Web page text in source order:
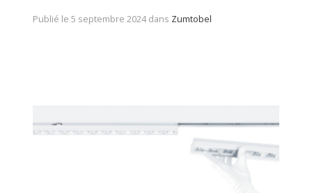
Publié le 5 septembre 2024 dans Zumtobel